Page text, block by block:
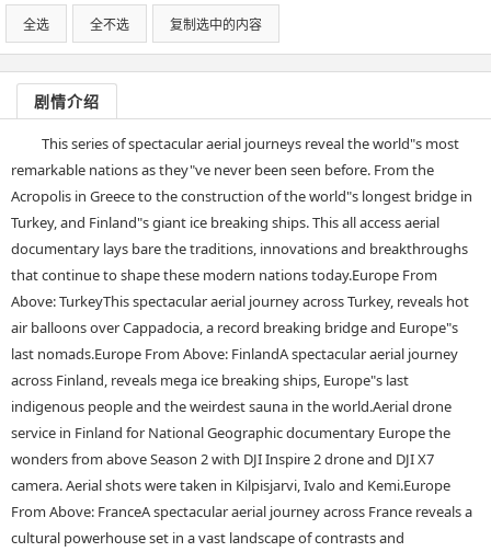
NTb[rartv]
全选 全不选 复制选中的内容
剧情介绍
This series of spectacular aerial journeys reveal the world"s most
remarkable nations as they"ve never been seen before. From the
Acropolis in Greece to the construction of the world"s longest bridge in
Turkey, and Finland"s giant ice breaking ships. This all access aerial
documentary lays bare the traditions, innovations and breakthroughs
that continue to shape these modern nations today.Europe From
Above: TurkeyThis spectacular aerial journey across Turkey, reveals hot
air balloons over Cappadocia, a record breaking bridge and Europe"s
last nomads.Europe From Above: FinlandA spectacular aerial journey
across Finland, reveals mega ice breaking ships, Europe"s last
indigenous people and the weirdest sauna in the world.Aerial drone
service in Finland for National Geographic documentary Europe the
wonders from above Season 2 with DJI Inspire 2 drone and DJI X7
camera. Aerial shots were taken in Kilpisjarvi, Ivalo and Kemi.Europe
From Above: FranceA spectacular aerial journey across France reveals a
cultural powerhouse set in a vast landscape of contrasts and